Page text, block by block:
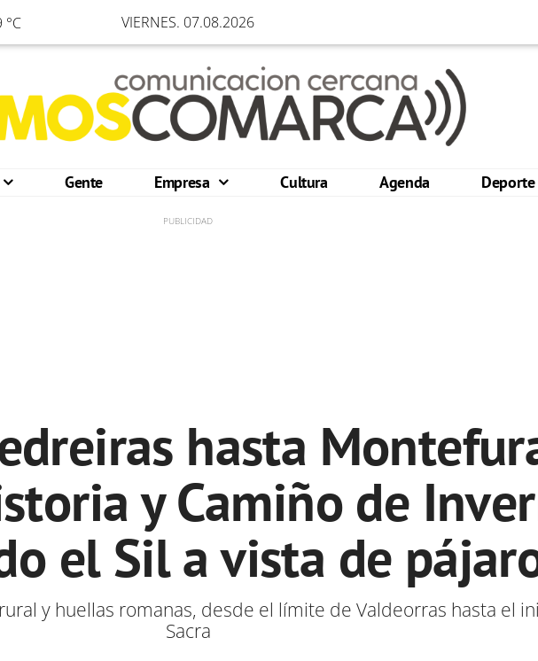
°C VIERNES. 07.08.2026
Gente Empresa Cultura Agenda Deporte
hasta
y Camiño de
el Sil a vista de
y huellas romanas, desde el límite de Valdeorras hasta el
Sacra